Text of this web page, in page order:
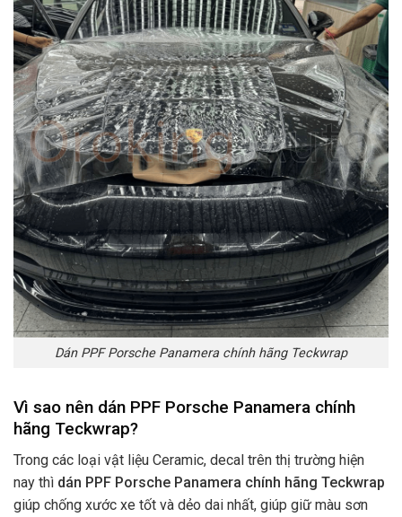
Dán PPF Porsche Panamera chính hãng Teckwrap
Vì sao nên dán PPF Porsche Panamera chính
hãng Teckwrap?
Trong các loại vật liệu Ceramic, decal trên thị trường hiện
nay thì dán PPF Porsche Panamera chính hãng Teckwrap
giúp chống xước xe tốt và dẻo dai nhất, giúp giữ màu sơn